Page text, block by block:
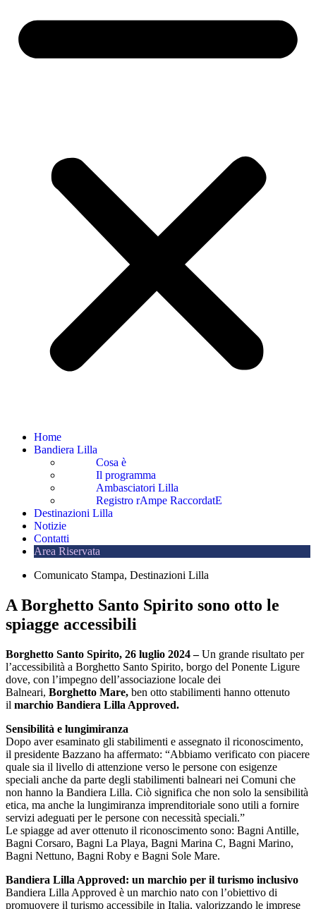
Home
Bandiera Lilla
Cosa è
Il programma
Ambasciatori Lilla
Registro rAmpe RaccordatE
Destinazioni Lilla
Notizie
Contatti
Area Riservata
Comunicato Stampa, Destinazioni Lilla
A Borghetto Santo Spirito sono otto le
spiagge accessibili
Borghetto Santo Spirito, 26 luglio 2024 –Un grande risultato per
l’accessibilità a Borghetto Santo Spirito, borgo del Ponente Ligure
dove, con l’impegno dell’associazione locale dei
Balneari, Borghetto Mare, ben otto stabilimenti hanno ottenuto
il marchio Bandiera Lilla Approved.
Sensibilità e lungimiranza
Dopo aver esaminato gli stabilimenti e assegnato il riconoscimento,
il presidente Bazzano ha affermato: “Abbiamo verificato con piacere
quale sia il livello di attenzione verso le persone con esigenze
speciali anche da parte degli stabilimenti balneari nei Comuni che
non hanno la Bandiera Lilla. Ciò significa che non solo la sensibilità
etica, ma anche la lungimiranza imprenditoriale sono utili a fornire
servizi adeguati per le persone con necessità speciali.”
Le spiagge ad aver ottenuto il riconoscimento sono: Bagni Antille,
Bagni Corsaro, Bagni La Playa, Bagni Marina C, Bagni Marino,
Bagni Nettuno, Bagni Roby e Bagni Sole Mare.
Bandiera Lilla Approved: un marchio per il turismo inclusivo
Bandiera Lilla Approved è un marchio nato con l’obiettivo di
promuovere il turismo accessibile in Italia, valorizzando le imprese